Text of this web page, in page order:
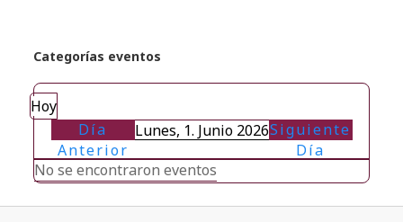
Categorías eventos
Hoy
Día
Anterior
Lunes, 1. Junio 2026Siguiente
Día
No se encontraron eventos